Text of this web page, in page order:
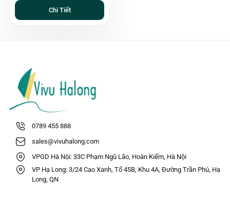
Chi Tiết
0789 455 888
sales@vivuhalong.com
VPGD Hà Nội: 33C Phạm Ngũ Lão, Hoàn Kiếm, Hà Nội
VP Hạ Long: 3/24 Cao Xanh, Tổ 45B, Khu 4A, Đường Trần Phú, Hạ
Long, QN